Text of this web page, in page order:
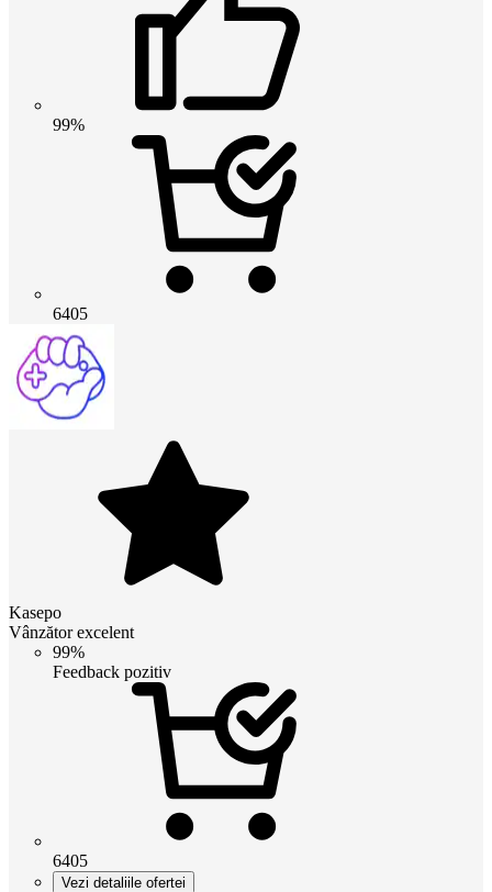
99%
6405
Kasepo
Vânzător excelent
99%
Feedback pozitiv
6405
Vezi detaliile ofertei